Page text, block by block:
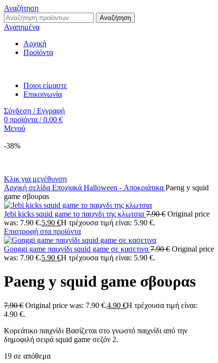
Αναζήτηση
Αναζήτηση
Αγαπημένα
Αρχική
Προϊόντα
Ποιοι είμαστε
Επικοινωνία
Σύνδεση / Εγγραφή
0 προϊόντα / 0.00 €
Μενού
-38%
Κλικ για μεγέθυνση
Αρχική σελίδα Εποχιακά Halloween - Αποκριάτικα Paeng y squid
game σβουραs
Jebi kicks squid game το παιχνδι της κλωτσια 7.90€ Original price
was: 7.90 €.5.90 €Η τρέχουσα τιμή είναι: 5.90 €.
Επιστροφή στα προϊόντα
Gonggi game παιχνίδι squid game σε κασετινα 7.90€ Original price
was: 7.90 €.5.90 €Η τρέχουσα τιμή είναι: 5.90 €.
Paeng y squid game σβουραs
7.90€ Original price was: 7.90 €.4.90 €Η τρέχουσα τιμή είναι:
4.90 €.
Κορεάτικο παιχνίδι Βασίζεται στο γνωστό παιχνίδι από την
δημοφιλή σειρά squid game σεζόν 2.
19 σε απόθεμα